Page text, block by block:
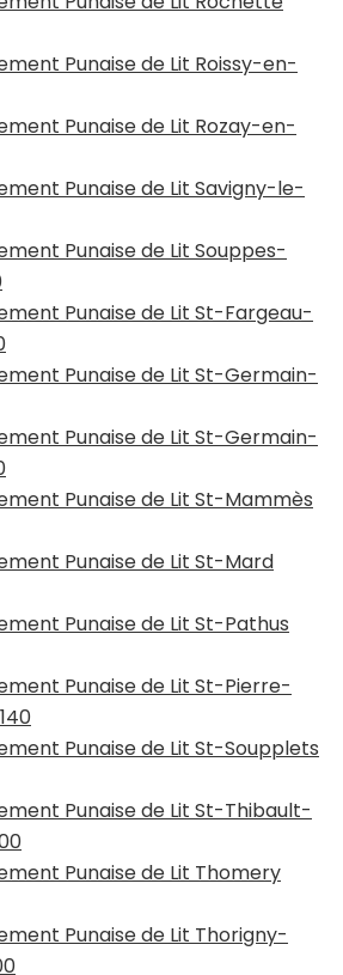
Punaise de Lit Roissy-en-
Punaise de Lit Rozay-en-
Punaise de Lit Savigny-le-
Punaise de Lit Souppes-
Punaise de Lit St-Fargeau-
Punaise de Lit St-Germain-
Punaise de Lit St-Germain-
Punaise de Lit St-Mammès
Punaise de Lit St-Mard
Punaise de Lit St-Pathus
Punaise de Lit St-Pierre-
Punaise de Lit St-Soupplets
Punaise de Lit St-Thibault-
Punaise de Lit Thomery
Punaise de Lit Thorigny-